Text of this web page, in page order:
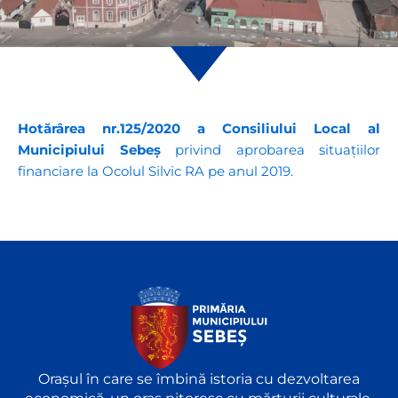
Hotărârea nr.125/2020 a Consiliului Local al
Municipiului Sebeșprivind aprobarea situațiilor
financiare la Ocolul Silvic RA pe anul 2019.
Orașul în care se îmbină istoria cu dezvoltarea